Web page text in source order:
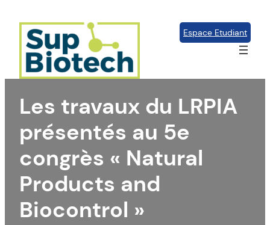
contenu
Espace Etudiant
Les travaux du LRPIA
présentés au 5e
congrès « Natural
Products and
Biocontrol »